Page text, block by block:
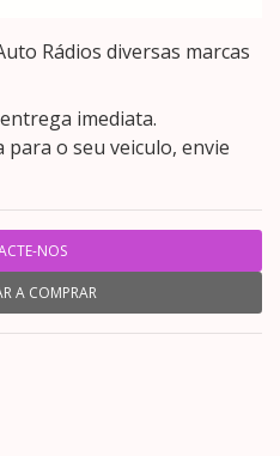
Rádios diversas marcas
imediata.
o seu veiculo, envie
NOS
A COMPRAR